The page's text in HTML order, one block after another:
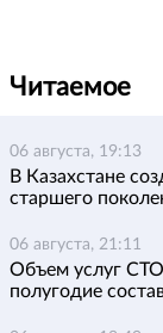
Читаемое
06 августа, 19:13
В Казахстане
старшего
06 августа, 21:11
Объем услуг СТО
полугодие